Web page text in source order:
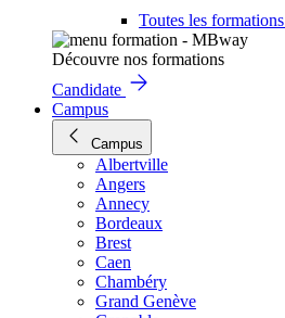
Toutes les formations
Découvre nos formations
Candidate
Campus
Campus
Albertville
Angers
Annecy
Bordeaux
Brest
Caen
Chambéry
Grand Genève